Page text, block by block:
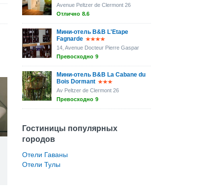
Avenue Peltzer de Clermont 26
Отлично 8.6
Мини-отель B&B L'Etape
Fagnarde
14, Avenue Docteur Pierre Gaspar
Превосходно 9
Мини-отель B&B La Cabane du
Bois Dormant
Av Peltzer de Clermont 26
Превосходно 9
Гостиницы популярных
городов
Отели Гаваны
Отели Тулы